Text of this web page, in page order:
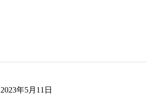
2023年5月11日